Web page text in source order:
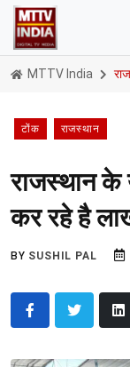
MTTV India
टोंक राजस्थान
राजस्थान के
कर रहे है
BY SUSHIL PAL